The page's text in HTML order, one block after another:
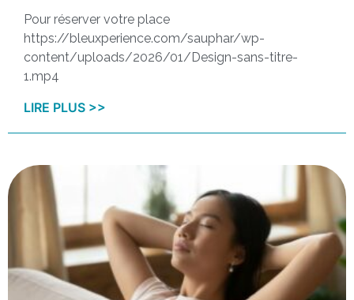
Pour réserver votre place
https://bleuxperience.com/sauphar/wp-
content/uploads/2026/01/Design-sans-titre-
1.mp4
LIRE PLUS >>